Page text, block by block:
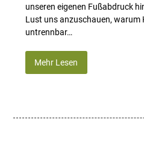
unseren eigenen Fußabdruck
Lust uns anzuschauen, warum
untrennbar…
Mehr Lesen